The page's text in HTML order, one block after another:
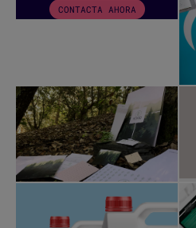
CONTACTA AHORA